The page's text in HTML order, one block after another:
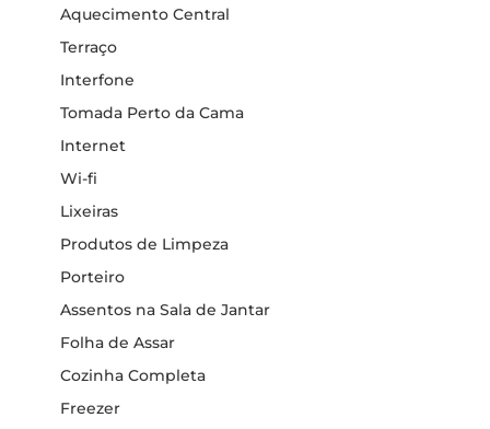
Aquecimento Central
Terraço
Interfone
Tomada Perto da Cama
Internet
Wi-fi
Lixeiras
Produtos de Limpeza
Porteiro
Assentos na Sala de Jantar
Folha de Assar
Cozinha Completa
Freezer